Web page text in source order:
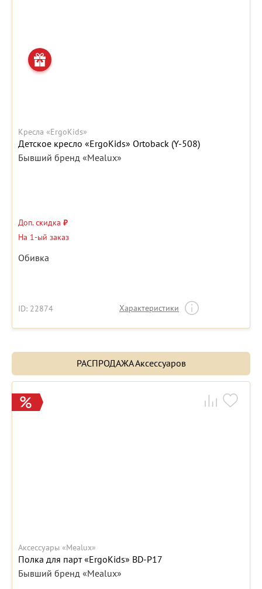
Кресла «ErgoKids»
Детское кресло «ErgoKids» Ortoback (Y-508)
Бывший бренд «Mealux»
Доп. скидка ₽
На 1-ый заказ
Обивка
ID: 22874 Характеристики
РАСПРОДАЖА Аксессуаров
Аксессуары «Mealux»
Полка для парт «ErgoKids» BD-P17
Бывший бренд «Mealux»